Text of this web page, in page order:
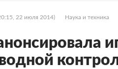
22 июля 2014) Наука и техника